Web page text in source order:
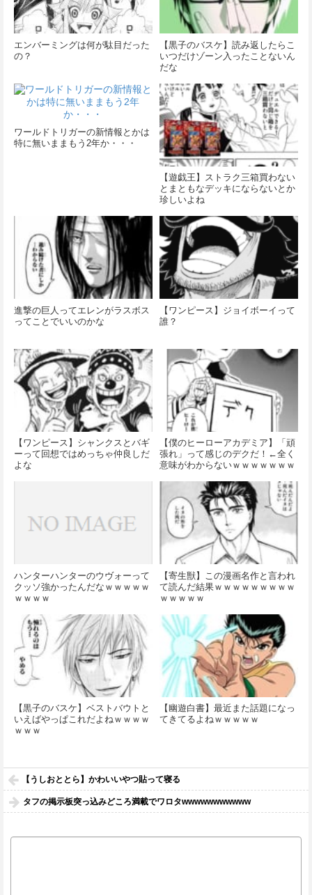
エンバーミングは何が駄目だった
の？
【黒子のバスケ】読み返したらこ
いつだけゾーン入ったことないん
だな
ワールドトリガーの新情報とかは
特に無いままもう2年か・・・
【遊戯王】ストラク三箱買わない
とまともなデッキにならないとか
珍しいよね
進撃の巨人ってエレンがラスボス
ってことでいいのかな
【ワンピース】ジョイボーイって
誰？
【ワンピース】シャンクスとバギ
ーって回想ではめっちゃ仲良しだ
よな
【僕のヒーローアカデミア】「頑
張れ」って感じのデクだ！←全く
意味がわからないｗｗｗｗｗｗｗ
ハンターハンターのウヴォーって
クッソ強かったんだなｗｗｗｗｗ
ｗｗｗｗ
【寄生獣】この漫画名作と言われ
て読んだ結果ｗｗｗｗｗｗｗｗｗ
ｗｗｗｗｗ
【黒子のバスケ】ベストバウトと
いえばやっぱこれだよねｗｗｗｗ
ｗｗｗ
【幽遊白書】最近また話題になっ
てきてるよねｗｗｗｗｗ
【うしおととら】かわいいやつ貼って寝る
タフの掲示板突っ込みどころ満載でワロタwwwwwwwwwww